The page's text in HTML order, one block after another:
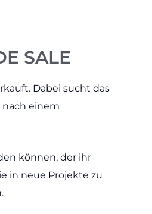
SALE
Dabei sucht das
einem
können, der ihr
in neue Projekte zu